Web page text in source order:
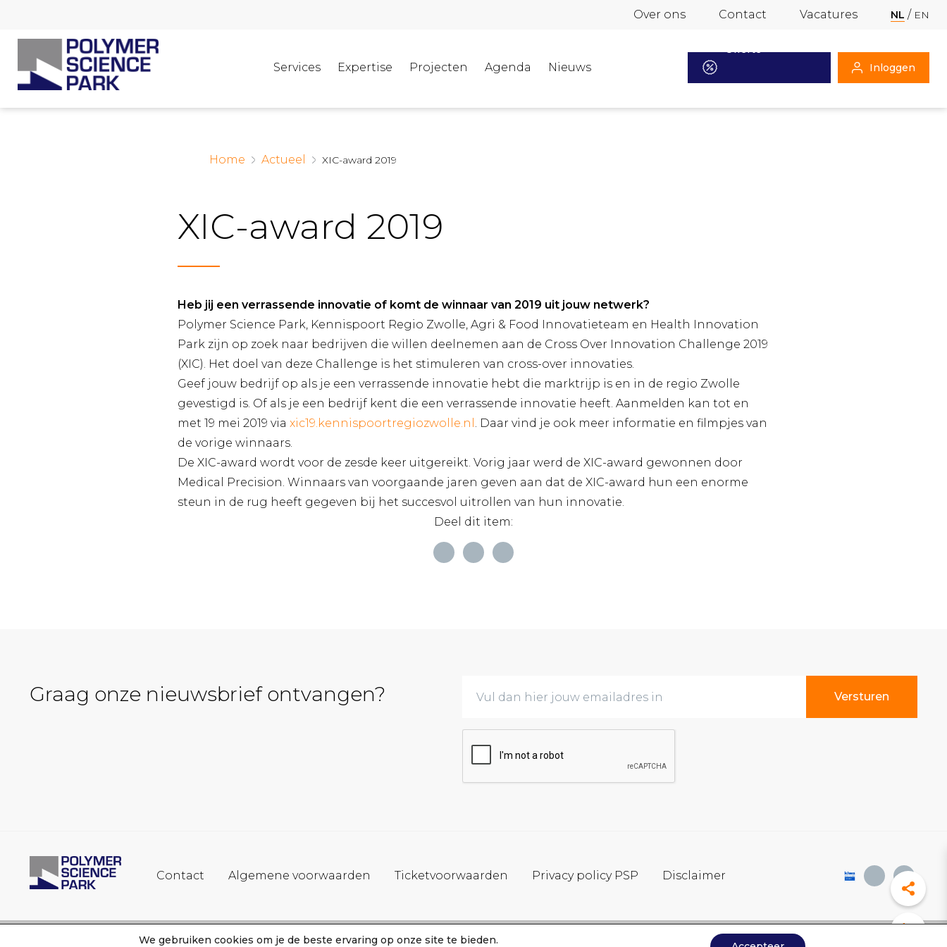
Over ons Contact Vacatures NL EN
Services Expertise Projecten Agenda Nieuws
Offerte
aanvragen
Inloggen
Home Actueel XIC-award 2019
XIC-award 2019
Heb jij een verrassende innovatie of komt de winnaar van 2019 uit jouw netwerk?
Polymer Science Park, Kennispoort Regio Zwolle, Agri & Food Innovatieteam en Health Innovation
Park zijn op zoek naar bedrijven die willen deelnemen aan de Cross Over Innovation Challenge 2019
(XIC). Het doel van deze Challenge is het stimuleren van cross-over innovaties.
Geef jouw bedrijf op als je een verrassende innovatie hebt die marktrijp is en in de regio Zwolle
gevestigd is. Of als je een bedrijf kent die een verrassende innovatie heeft. Aanmelden kan tot en
met 19 mei 2019 via xic19.kennispoortregiozwolle.nl . Daar vind je ook meer informatie en filmpjes van
de vorige winnaars.
De XIC-award wordt voor de zesde keer uitgereikt. Vorig jaar werd de XIC-award gewonnen door
Medical Precision. Winnaars van voorgaande jaren geven aan dat de XIC-award hun een enorme
steun in de rug heeft gegeven bij het succesvol uitrollen van hun innovatie.
Deel dit item:
Graag onze nieuwsbrief ontvangen?
Contact Algemene voorwaarden Ticketvoorwaarden Privacy policy PSP Disclaimer
© 2026 polymersciencepark.nlWe gebruiken cookies om je de beste ervaring op onze site te bieden.